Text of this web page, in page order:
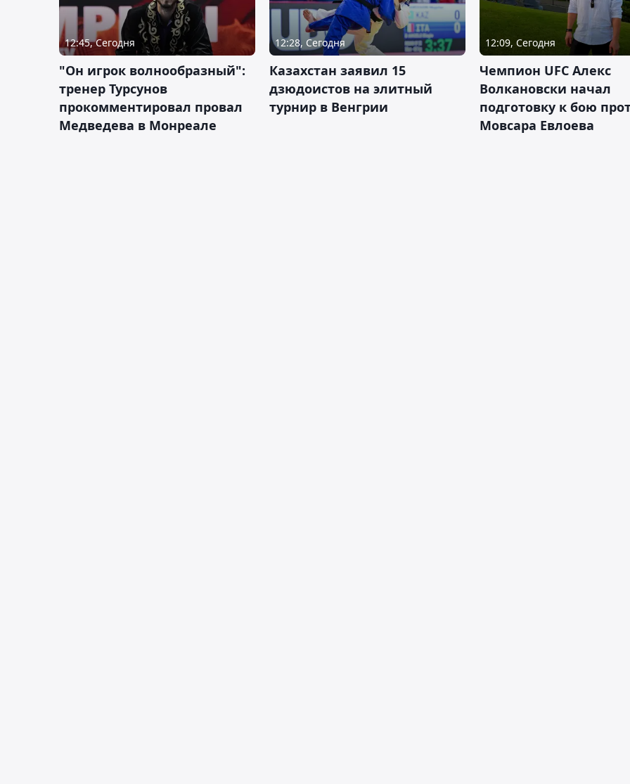
12:45, Сегодня
"Он игрок волнообразный":
тренер Турсунов
прокомментировал провал
Медведева в Монреале
12:28, Сегодня
Казахстан заявил 15
дзюдоистов на элитный
турнир в Венгрии
12:09, Сегодня
Чемпион UFC Алекс
Волкановски начал
подготовку к бою
Мовсара Евлоева